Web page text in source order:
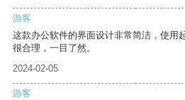
游客
这款办公软件的界面设计非常简洁，使用
很合理，一目了然。
2024-02-05
游客